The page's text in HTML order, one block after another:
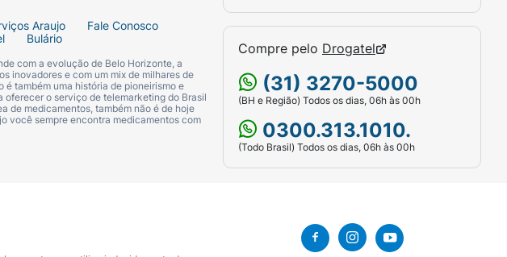
Metoxifenil Triazina, Etilhexil Triazona, Avobenzona,
Fosfato de Potássio, Cera de Copernicia Cerifera, Benzoato
Perlita, Hidroxiacetofenona, Trietanolamina, Ácido Esteárico,
de Acrilatos/Acrilato de Alquila C10-30,
Glicol, Ácido Cítrico, Caprilil Glicol, Perfume.
Araujo
Fale Conosco
Bulário
com a evolução de Belo Horizonte, a
inovadores e com um mix de milhares de
é também uma história de pioneirismo e
oferecer o serviço de telemarketing do Brasil
de medicamentos, também não é de hoje
você sempre encontra medicamentos com
Compre pelo Drogatel
(31) 3270-5000
(BH e Região) Todos os dias, 06h às 00h
0300.313.1010.
(Todo Brasil) Todos os dias, 06h às 00h